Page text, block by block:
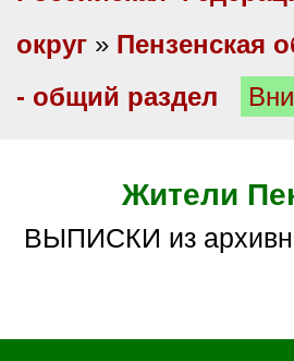
округ » Пензенская
- общий раздел
Жители
ВЫПИСКИ из архивных документов (без вопросов/